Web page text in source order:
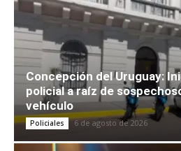
Concepción del Uruguay:
policial a raíz de
vehículo
Policiales 6 de agosto de 2026